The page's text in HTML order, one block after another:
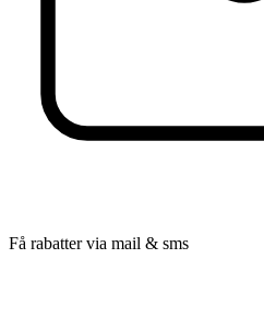
Få rabatter via mail & sms